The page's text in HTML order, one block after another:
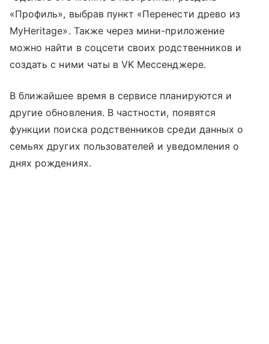
«Профиль», выбрав пункт «Перенести древо из
MyHeritage». Также через мини-приложение
можно найти в соцсети своих родственников и
создать с ними чаты в VK Мессенджере.
В ближайшее время в сервисе планируются и
другие обновления. В частности, появятся
функции поиска родственников среди данных о
семьях других пользователей и уведомления о
днях рождениях.